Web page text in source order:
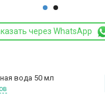
через WhatsApp
вода 50 мл